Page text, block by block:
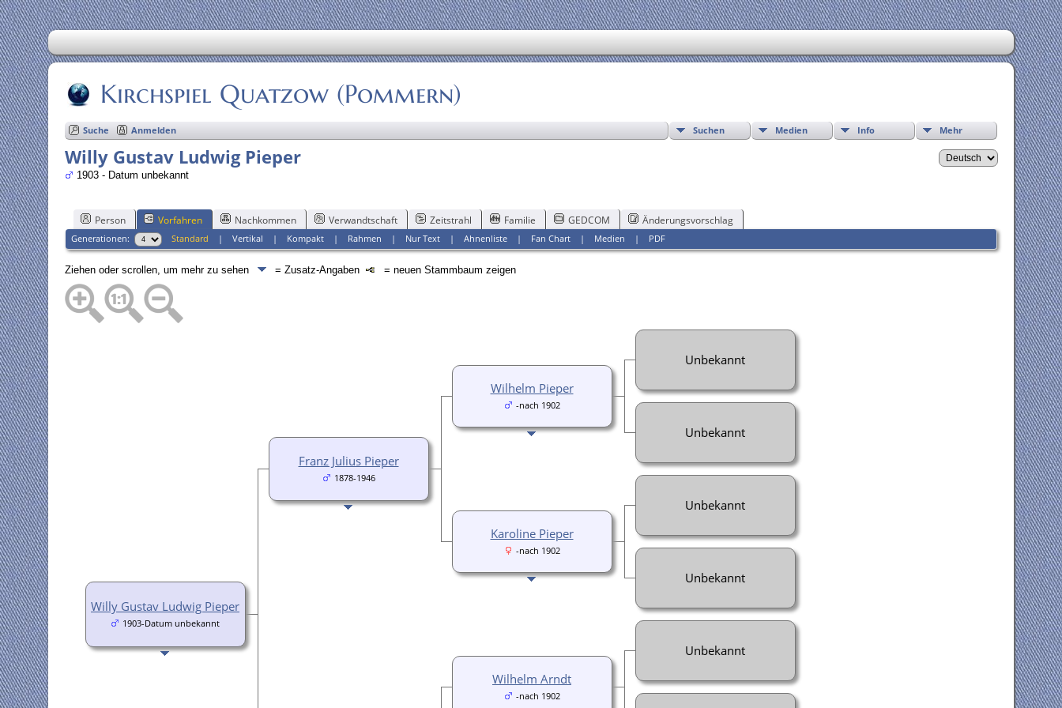
Kirchspiel Quatzow (Pommern)
Suchen Medien Info Mehr
Suche Anmelden
Willy Gustav Ludwig Pieper
1903 - Datum unbekannt
Person Vorfahren Nachkommen Verwandtschaft Zeitstrahl Familie GEDCOM Änderungsvorschlag
Generationen: Standard |Vertikal | Kompakt | Rahmen | Nur Text |Ahnenliste | Fan Chart | Medien | PDF
Ziehen oder scrollen, um mehr zu sehen = Zusatz-Angaben = neuen Stammbaum zeigen
Willy Gustav Ludwig Pieper
1903-Datum unbekannt
Franz Julius Pieper
1878-1946
Wilhelm Pieper
-nach 1902
Unbekannt
Unbekannt
Karoline Pieper
-nach 1902
Unbekannt
Unbekannt
Wilhelm Arndt
-nach 1902
Unbekannt